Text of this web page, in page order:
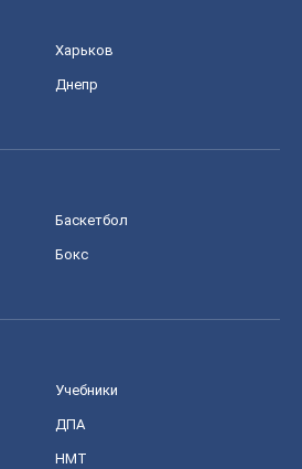
Харьков
Днепр
Баскетбол
Бокс
Учебники
ДПА
НМТ